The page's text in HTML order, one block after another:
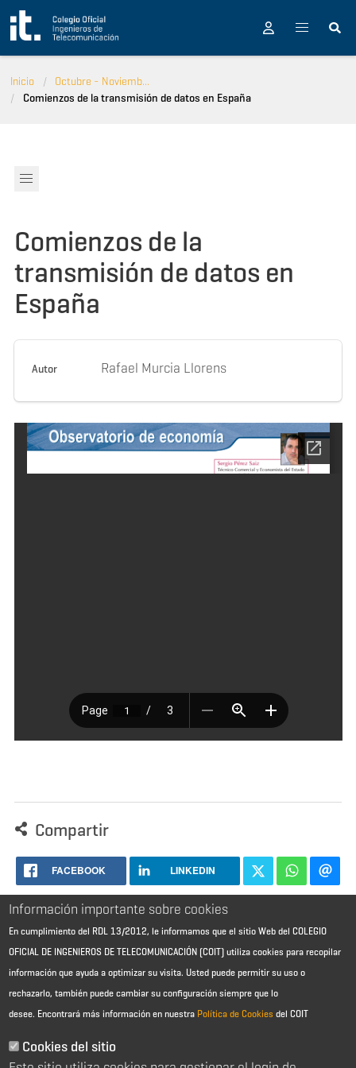
Pasar al contenido principal
Inicio
Octubre - Noviemb...
Comienzos de la transmisión de datos en España
Comienzos de la
transmisión de datos en
España
Autor Rafael Murcia Llorens
Compartir
FACEBOOK LINKEDIN
Aviso Legal - Información general
Política de cookies
Información importante sobre cookies
En cumplimiento del RDL 13/2012, le informamos que el sitio Web del COLEGIO
OFICIAL DE INGENIEROS DE TELECOMUNICACIÓN (COIT) utiliza cookies para recopilar
información que ayuda a optimizar su visita. Usted puede permitir su uso o
rechazarlo, también puede cambiar su configuración siempre que lo
desee. Encontrará más información en nuestra Política de Cookies del COIT
Cookies del sitio